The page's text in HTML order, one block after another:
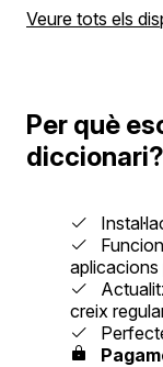
Veure tots els
Per què
diccionari?
aplicacions
creix